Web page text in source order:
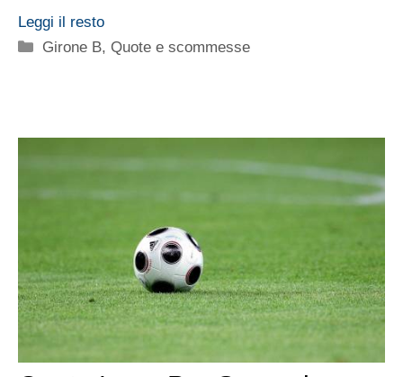
Leggi il resto
Categorie
Girone B,Quote e scommesse